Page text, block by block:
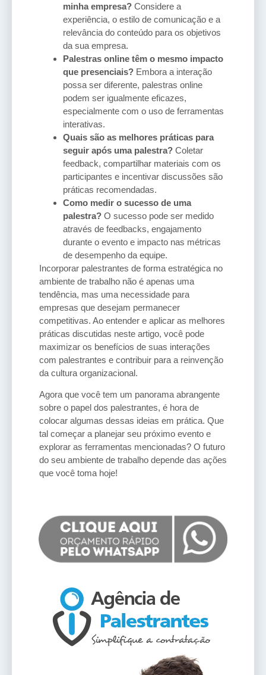
minha empresa? Considere a
experiência, o estilo de comunicação e a
relevância do conteúdo para os objetivos
da sua empresa.
Palestras online têm o mesmo impacto
que presenciais? Embora a interação
possa ser diferente, palestras online
podem ser igualmente eficazes,
especialmente com o uso de ferramentas
interativas.
Quais são as melhores práticas para
seguir após uma palestra? Coletar
feedback, compartilhar materiais com os
participantes e incentivar discussões são
práticas recomendadas.
Como medir o sucesso de uma
palestra? O sucesso pode ser medido
através de feedbacks, engajamento
durante o evento e impacto nas métricas
de desempenho da equipe.
Incorporar palestrantes de forma estratégica no
ambiente de trabalho não é apenas uma
tendência, mas uma necessidade para
empresas que desejam permanecer
competitivas. Ao entender e aplicar as melhores
práticas discutidas neste artigo, você pode
maximizar os benefícios de suas interações
com palestrantes e contribuir para a reinvenção
da cultura organizacional.
Agora que você tem um panorama abrangente
sobre o papel dos palestrantes, é hora de
colocar algumas dessas ideias em prática. Que
tal começar a planejar seu próximo evento e
explorar as ferramentas mencionadas? O futuro
do seu ambiente de trabalho depende das ações
que você toma hoje!